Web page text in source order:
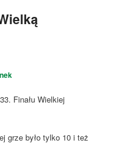
Finału Wielkiej
grze było tylko 10 i też